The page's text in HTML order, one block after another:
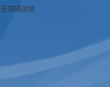
无障碍浏览